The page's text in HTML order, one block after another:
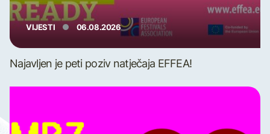
VIJESTI 06.08.2026
Najavljen je peti poziv natječaja EFFEA!